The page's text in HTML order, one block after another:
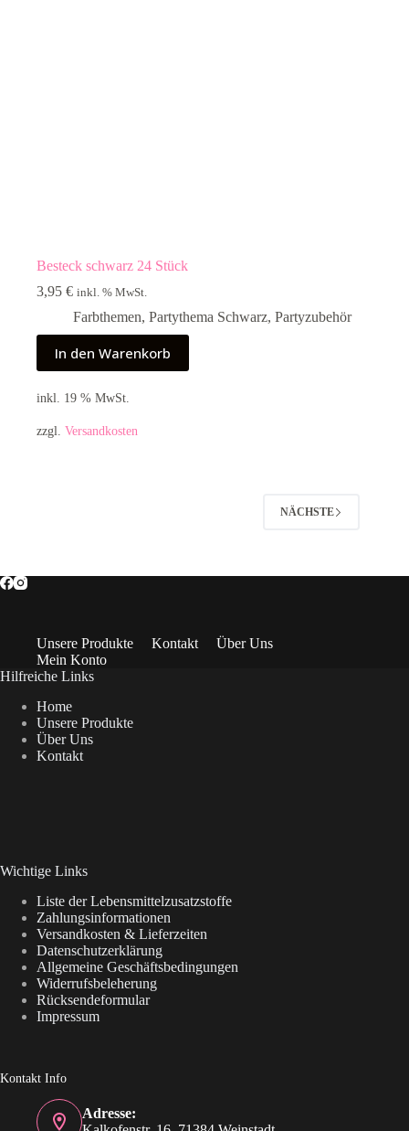
Besteck schwarz 24 Stück
3,95 € inkl. % MwSt.
Farbthemen, Partythema Schwarz, Partyzubehör
In den Warenkorb
inkl. 19 % MwSt.
zzgl. Versandkosten
NÄCHSTE
Unsere Produkte Kontakt
Über Uns
Mein Konto
Hilfreiche Links
Home
Unsere Produkte
Über Uns
Kontakt
Wichtige Links
Liste der Lebensmittelzusatzstoffe
Zahlungsinformationen
Versandkosten & Lieferzeiten
Datenschutzerklärung
Allgemeine Geschäftsbedingungen
Widerrufsbeleherung
Rücksendeformular
Impressum
Kontakt Info
Adresse: